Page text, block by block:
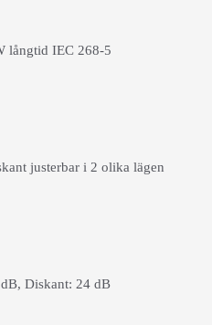
långtid IEC 268-5
justerbar i 2 olika lägen
Diskant: 24 dB